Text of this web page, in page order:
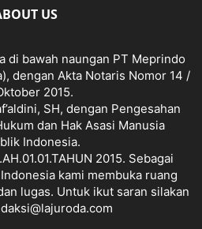
US
di bawah naungan PT Meprindo
dengan Akta Notaris Nomor 14 /
2015.
SH, dengan Pengesahan
dan Hak Asasi Manusia
Indonesia.
2015. Sebagai
kami membuka ruang
lugas. Untuk ikut saran silakan